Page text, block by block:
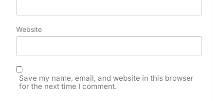
Website
Save my name, email, and website in this browser
for the next time I comment.